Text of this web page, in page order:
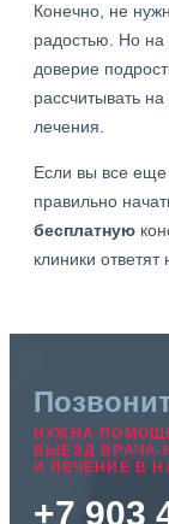
Конечно, не
радостью. Но на
доверие
рассчитывать
лечения.
Если вы все еще
правильно
бесплатную
клиники ответят
НУЖНА
ВЫЕЗД ВРАЧА-
И ЛЕЧЕНИЕ В
+7 903